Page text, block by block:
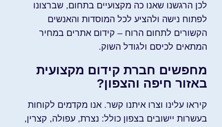
לכן הרגשנו שאנו כה מקצועיים בתחום, שברצונו
לפתוח נישה ולהציע לכל המוסדות והאנשים
הקשורים לתחום הרוח – קידום אתרים במחיר
המתאים לכיסם ולגודל השוק.
מחפשים חברת קידום מקצועית
באזור חיפה והצפון?
קיראו עלינו וצרו איתנו קשר. אנו מקדמים לקוחות
בעשרות יישובים בצפון כולל: נצרת, עפולה, קצרין,